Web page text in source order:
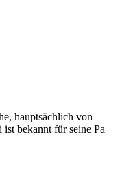
hauptsächlich von
bekannt für seine Pa